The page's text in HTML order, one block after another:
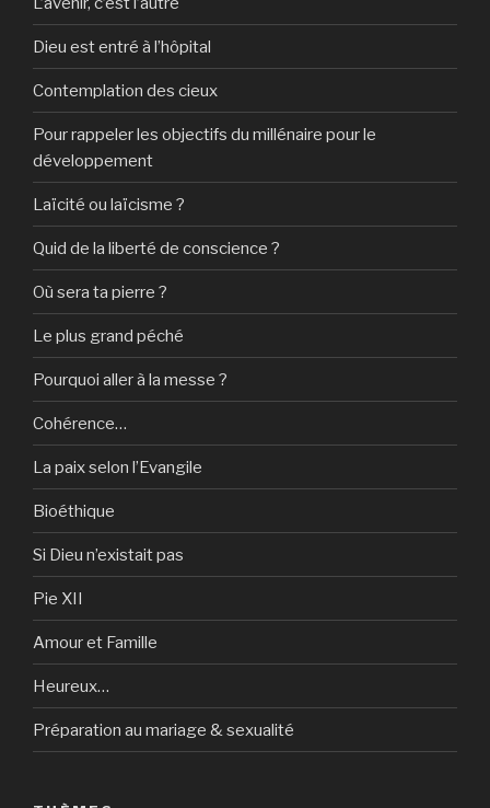
Dieu est entré à l’hôpital
Contemplation des cieux
Pour rappeler les objectifs du millénaire pour le
développement
Laïcité ou laïcisme ?
Quid de la liberté de conscience ?
Où sera ta pierre ?
Le plus grand péché
Pourquoi aller à la messe ?
Cohérence…
La paix selon l’Evangile
Bioéthique
Si Dieu n’existait pas
Pie XII
Amour et Famille
Heureux…
Préparation au mariage & sexualité